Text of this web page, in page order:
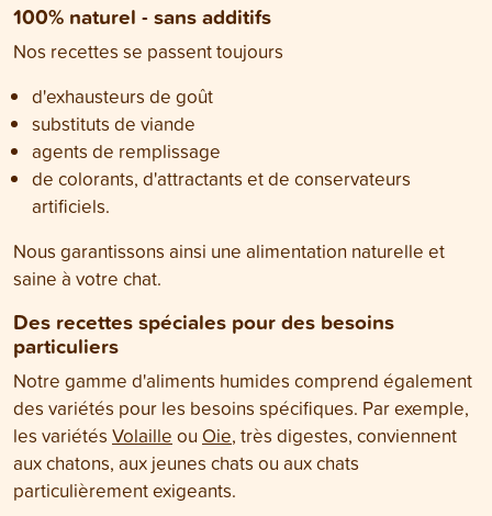
100% naturel - sans additifs
Nos recettes se passent toujours
d'exhausteurs de goût
substituts de viande
agents de remplissage
de colorants, d'attractants et de conservateurs
artificiels.
Nous garantissons ainsi une alimentation naturelle et
saine à votre chat.
Des recettes spéciales pour des besoins
particuliers
Notre gamme d'aliments humides comprend également
des variétés pour les besoins spécifiques. Par exemple,
les variétés Volaille ou Oie, très digestes, conviennent
aux chatons, aux jeunes chats ou aux chats
particulièrement exigeants.